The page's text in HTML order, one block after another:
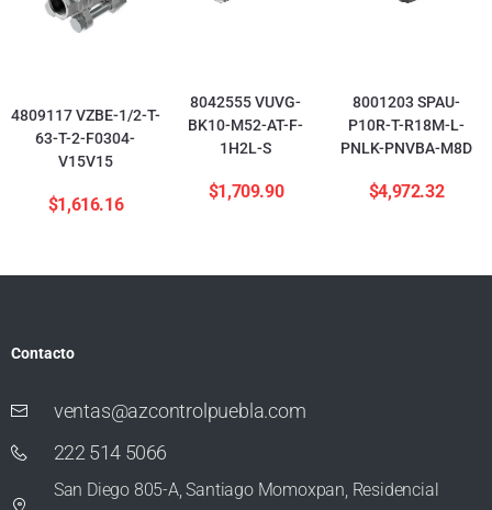
4809117 VZBE-1/2-T-
63-T-2-F0304-
V15V15
$1,616.16
8042555 VUVG-
BK10-M52-AT-F-
1H2L-S
$1,709.90
8001203 SPAU-
P10R-T-R18M-L-
PNLK-PNVBA-M8D
$4,972.32
Contacto
ventas@azcontrolpuebla.com
222 514 5066
San Diego 805-A, Santiago Momoxpan, Residencial